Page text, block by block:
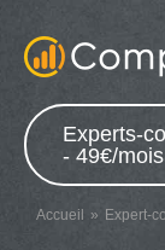
Experts-
- 49€/mois
Accueil Expert-